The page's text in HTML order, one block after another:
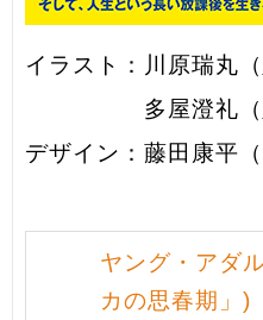
イラスト：川原瑞丸（
多屋澄礼（
デザイン：藤田康平
ヤング・アダ
カの思春期」)